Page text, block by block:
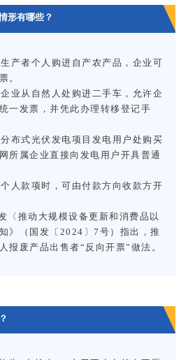
形有哪些？
产者个人购进自产农产品，企业可
。
业从自然人处购进二手车，允许企
一发票，并凭此办理转移登记手
布式光伏发电项目发电用户处购买
所属企业直接向发电用户开具普通
人款项时，可由付款方向收款方开
〈推动大规模设备更新和消费品以
》（国发〔2024〕7号）指出，推
报废产品出售者“反向开票”做法。